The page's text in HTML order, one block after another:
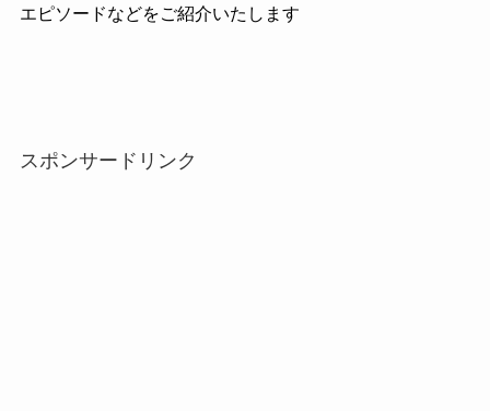
エピソードなどをご紹介いたします
スポンサードリンク